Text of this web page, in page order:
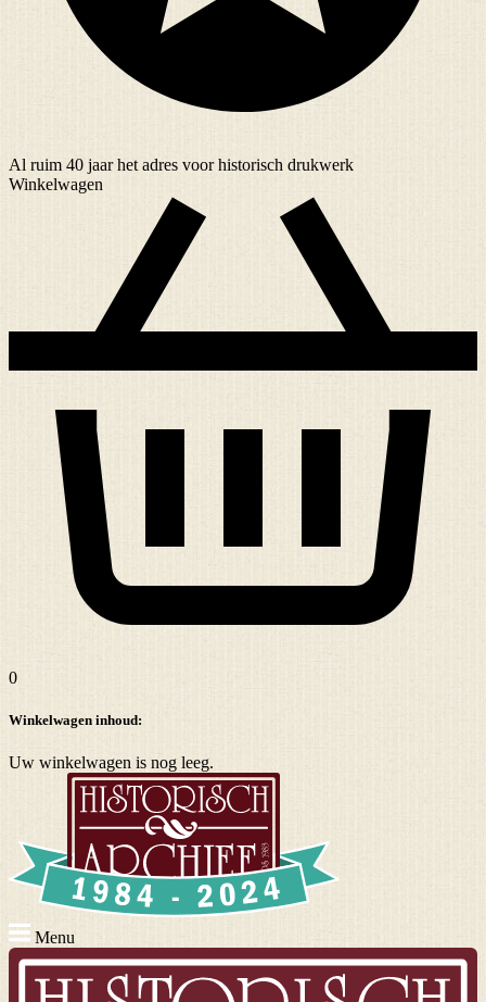
Al ruim 40 jaarhet adres voor historisch drukwerk
Winkelwagen
0
Winkelwagen inhoud:
Uw winkelwagen is nog leeg.
Menu